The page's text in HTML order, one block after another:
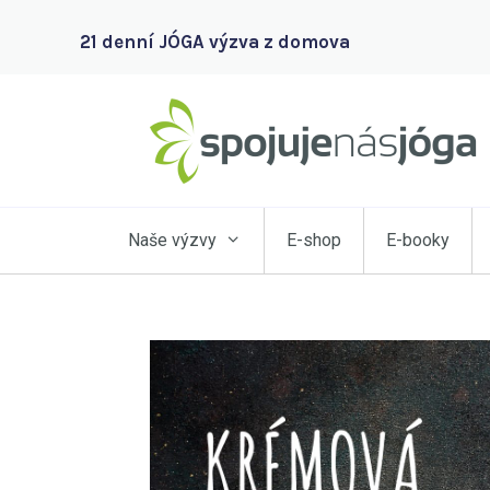
Naše výzvy E-shop E-booky
21 denní JÓGA výzva z domova